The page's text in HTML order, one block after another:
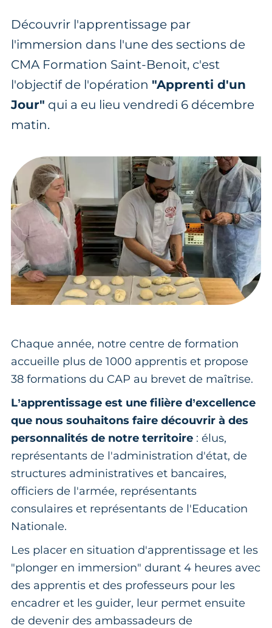
Découvrir l'apprentissage par
l'immersion dans l'une des sections de
CMA Formation Saint-Benoit, c'est
l'objectif de l'opération "Apprenti d'un
Jour" qui a eu lieu vendredi 6 décembre
matin.
Chaque année, notre centre de formation
accueille plus de 1000 apprentis et propose
38 formations du CAP au brevet de maîtrise.
L’apprentissage est une filière d’excellence
que nous souhaitons faire découvrir à des
personnalités de notre territoire : élus,
représentants de l'administration d'état, de
structures administratives et bancaires,
officiers de l'armée, représentants
consulaires et représentants de l'Education
Nationale.
Les placer en situation d'apprentissage et les
"plonger en immersion" durant 4 heures avec
des apprentis et des professeurs pour les
encadrer et les guider, leur permet ensuite
de devenir des ambassadeurs de